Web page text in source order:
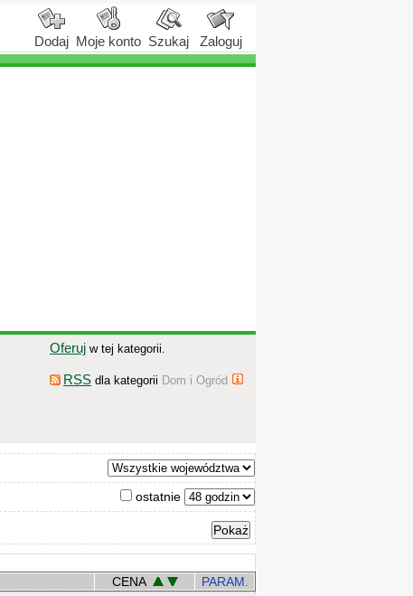
Dodaj Moje konto Szukaj Zaloguj
Oferuj w tej kategorii.
RSS dla kategorii Dom i Ogród
ostatnie
CENA PARAM.